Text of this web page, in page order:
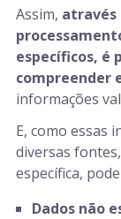
Assim, através
específicos, é
compreender
informações
E, como essas
diversas
específica,
Dados não